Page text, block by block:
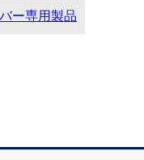
ー専用製品